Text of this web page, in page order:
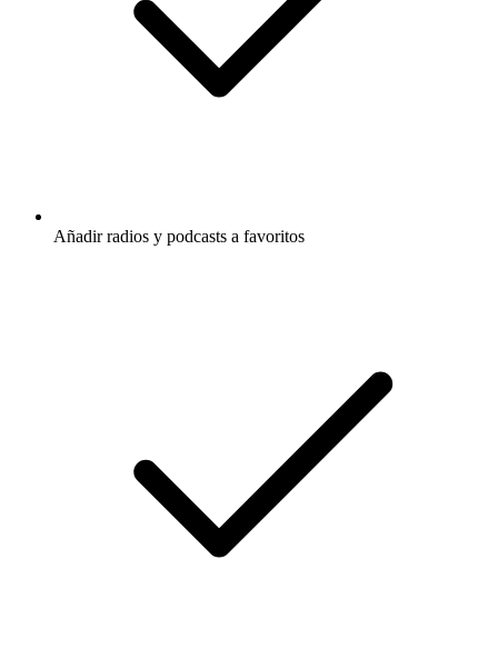
Añadir radios y podcasts a favoritos